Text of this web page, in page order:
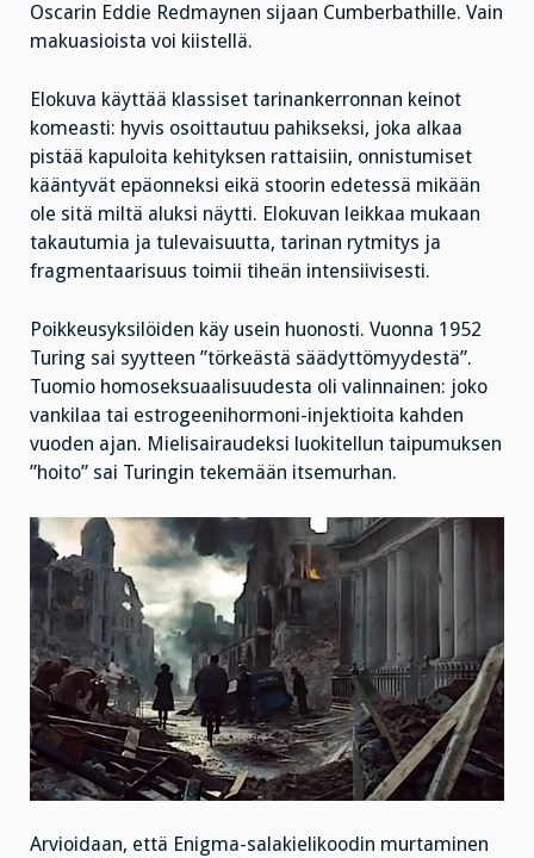
Oscarin Eddie Redmaynen sijaan Cumberbathille. Vain
makuasioista voi kiistellä.
Elokuva käyttää klassiset tarinankerronnan keinot
komeasti: hyvis osoittautuu pahikseksi, joka alkaa
pistää kapuloita kehityksen rattaisiin, onnistumiset
kääntyvät epäonneksi eikä stoorin edetessä mikään
ole sitä miltä aluksi näytti. Elokuvan leikkaa mukaan
takautumia ja tulevaisuutta, tarinan rytmitys ja
fragmentaarisuus toimii tiheän intensiivisesti.
Poikkeusyksilöiden käy usein huonosti. Vuonna 1952
Turing sai syytteen ”törkeästä säädyttömyydestä”.
Tuomio homoseksuaalisuudesta oli valinnainen: joko
vankilaa tai estrogeenihormoni-injektioita kahden
vuoden ajan. Mielisairaudeksi luokitellun taipumuksen
”hoito” sai Turingin tekemään itsemurhan.
Arvioidaan, että Enigma-salakielikoodin murtaminen